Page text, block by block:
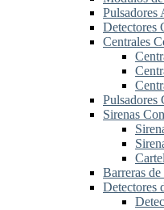
Pulsadores
Detectores
Centrales
Pulsadores
Sirenas
Barreras
Detectores